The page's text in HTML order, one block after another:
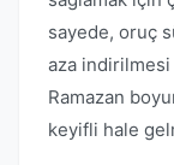
sayede, oruç
aza indirilmesi
Ramazan
keyifli hale